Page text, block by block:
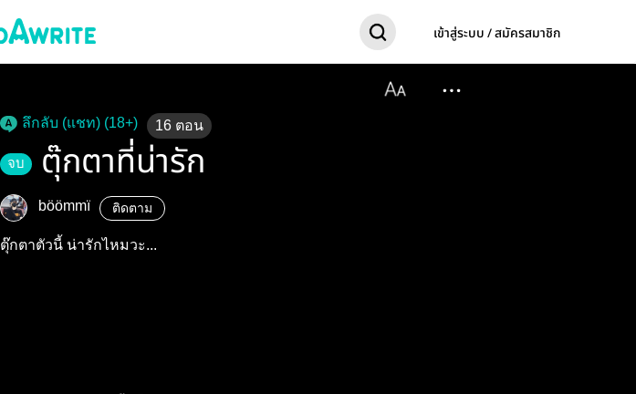
เข้าสู่ระบบ / สมัครสมาชิก
ลึกลับ (แชท) (18+) 16 ตอน
จบ ตุ๊กตาที่น่ารัก
böömmï ติดตาม
ตุ๊กตาตัวนี้ น่ารักไหมวะ...